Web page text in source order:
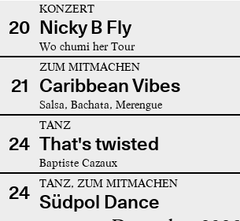
20
KONZERT
Nicky B Fly
Wo chumi her Tour
21
ZUM MITMACHEN
Caribbean Vibes
Salsa, Bachata, Merengue
24
TANZ
That's twisted
Baptiste Cazaux
24 TANZ, ZUM MITMACHEN
Südpol Dance